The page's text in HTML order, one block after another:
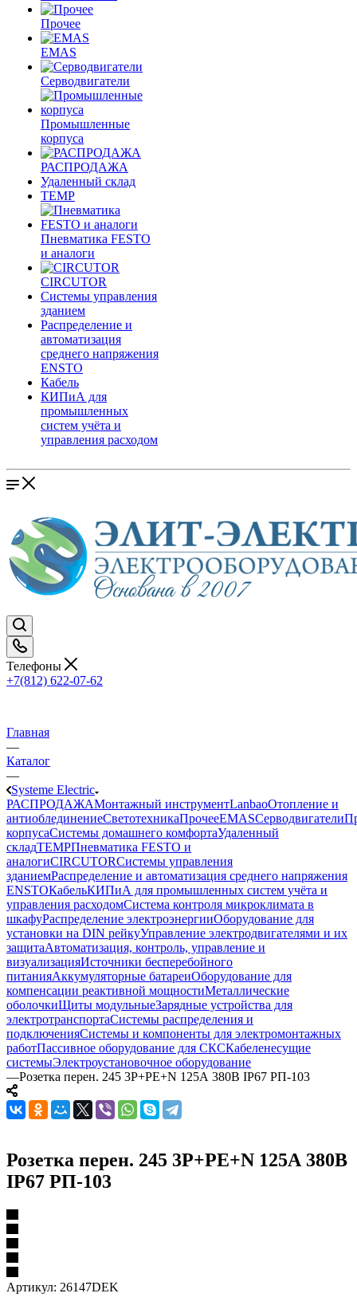
Прочее
EMAS
Cерводвигатели
Промышленные
корпуса
РАСПРОДАЖА
Удаленный склад
TEMP
Пневматика FESTO
и аналоги
CIRCUTOR
Системы управления
зданием
Распределение и
автоматизация
среднего напряжения
ENSTO
Кабель
КИПиА для
промышленных
систем учёта и
управления расходом
Телефоны
+7(812) 622-07-62
Главная
—
Каталог
—
Systeme Electric
РАСПРОДАЖАМонтажный инструментLanbaoОтопление и
антиоблединениеСветотехникаПрочееEMASCерводвигатели
корпусаСистемы домашнего комфортаУдаленный
складTEMPПневматика FESTO и
аналогиCIRCUTORСистемы управления
зданиемРаспределение и автоматизация среднего напряжения
ENSTOКабельКИПиА для промышленных систем учёта и
управления расходомСистема контроля микроклимата в
шкафуРаспределение электроэнергииОборудование для
установки на DIN рейкуУправление электродвигателями и их
защитаАвтоматизация, контроль, управление и
визуализацияИсточники бесперебойного
питанияАккумуляторные батареиОборудование для
компенсации реактивной мощностиМеталлические
оболочкиЩиты модульныеЗарядные устройства для
электротранспортаСистемы распределения и
подключенияСистемы и компоненты для электромонтажных
работПассивное оборудование для СКСКабеленесущие
системыЭлектроустановочное оборудование
—Розетка перен. 245 3Р+РЕ+N 125А 380В IP67 РП-103
Розетка перен. 245 3Р+РЕ+N 125А 380В
IP67 РП-103
Артикул: 26147DEK